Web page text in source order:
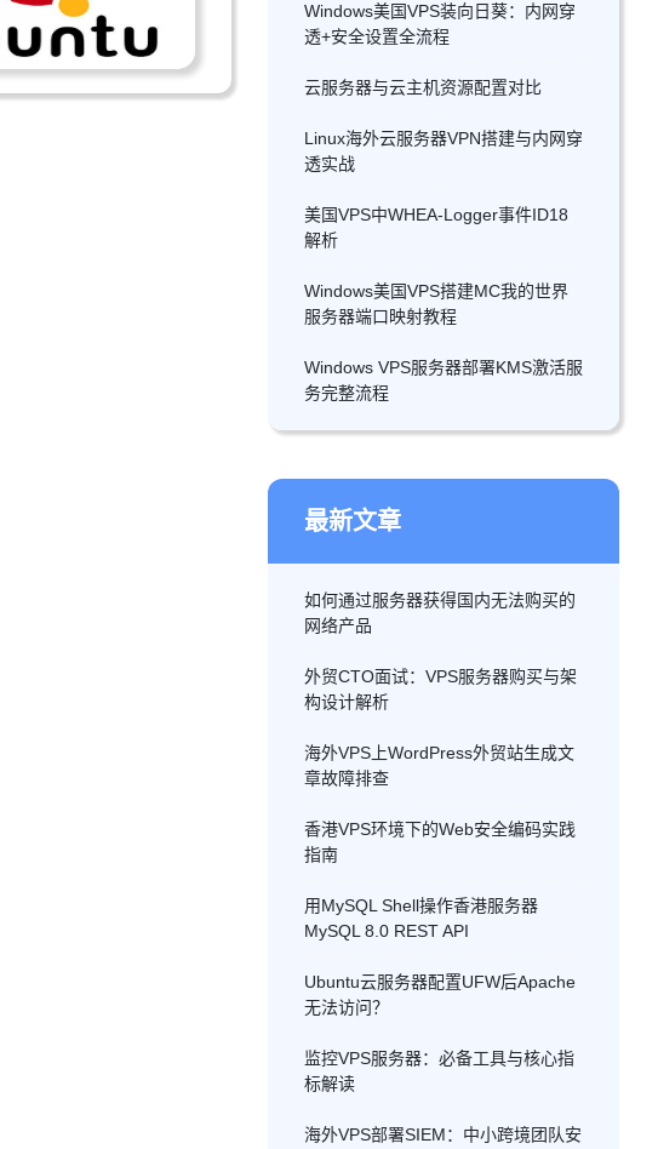
Windows美国VPS装向日葵：内网穿
透+安全设置全流程
云服务器与云主机资源配置对比
Linux海外云服务器VPN搭建与内网穿
透实战
美国VPS中WHEA-Logger事件ID18
解析
Windows美国VPS搭建MC我的世界
服务器端口映射教程
Windows VPS服务器部署KMS激活服
务完整流程
最新文章
如何通过服务器获得国内无法购买的
网络产品
外贸CTO面试：VPS服务器购买与架
构设计解析
海外VPS上WordPress外贸站生成文
章故障排查
香港VPS环境下的Web安全编码实践
指南
用MySQL Shell操作香港服务器
MySQL 8.0 REST API
Ubuntu云服务器配置UFW后Apache
无法访问？
监控VPS服务器：必备工具与核心指
标解读
海外VPS部署SIEM：中小跨境团队安